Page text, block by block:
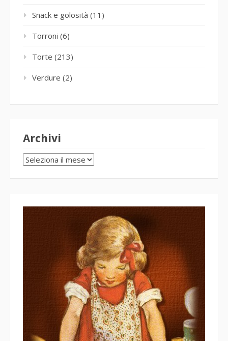
Snack e golosità (11)
Torroni (6)
Torte (213)
Verdure (2)
Archivi
Archivi